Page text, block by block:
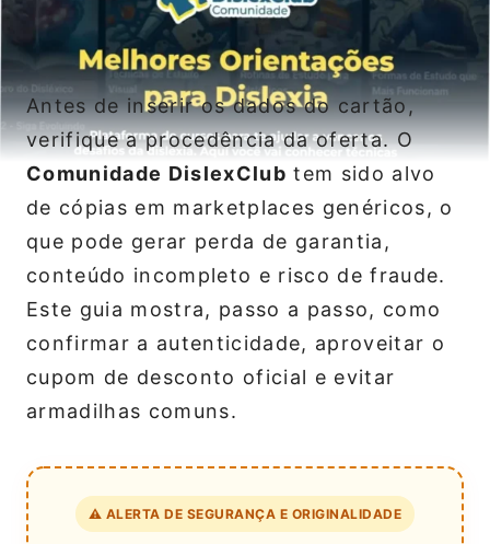
Antes de inserir os dados do cartão,
verifique a procedência da oferta. O
Comunidade DislexClub tem sido alvo
de cópias em marketplaces genéricos, o
que pode gerar perda de garantia,
conteúdo incompleto e risco de fraude.
Este guia mostra, passo a passo, como
confirmar a autenticidade, aproveitar o
cupom de desconto oficial e evitar
armadilhas comuns.
⚠️ ALERTA DE SEGURANÇA E ORIGINALIDADE